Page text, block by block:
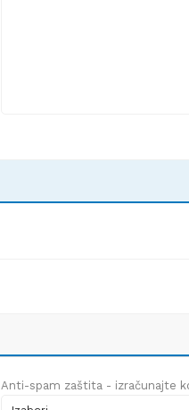
Anti-spam zaštita - izračunajte